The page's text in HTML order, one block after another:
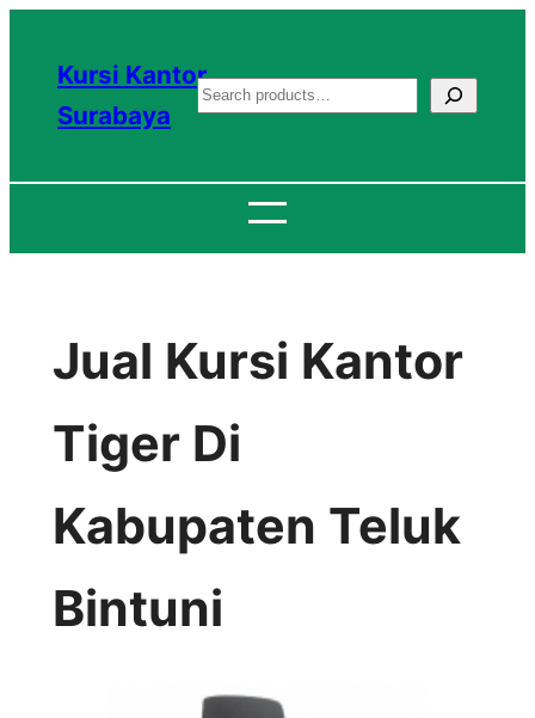
konten
Kursi Kantor
Surabaya
S
a
c
Jual Kursi Kantor
Tiger Di
Kabupaten Teluk
Bintuni